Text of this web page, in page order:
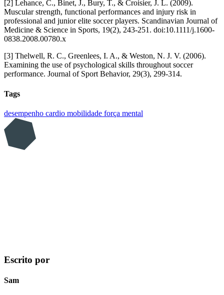
[2] Lehance, C., Binet, J., Bury, T., & Croisier, J. L. (2009).
Muscular strength, functional performances and injury risk in
professional and junior elite soccer players. Scandinavian Journal of
Medicine & Science in Sports, 19(2), 243-251. doi:10.1111/j.1600-
0838.2008.00780.x
[3] Thelwell, R. C., Greenlees, I. A., & Weston, N. J. V. (2006).
Examining the use of psychological skills throughout soccer
performance. Journal of Sport Behavior, 29(3), 299-314.
Tags
desempenho cardio mobilidade força mental
Escrito por
Sam